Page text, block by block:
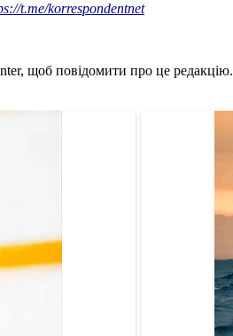
t.me/korrespondentnet
щоб повідомити про це редакцію.